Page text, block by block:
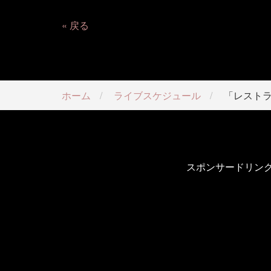
戻る
ホーム ライブスケジュール 「レスト
スポンサードリン